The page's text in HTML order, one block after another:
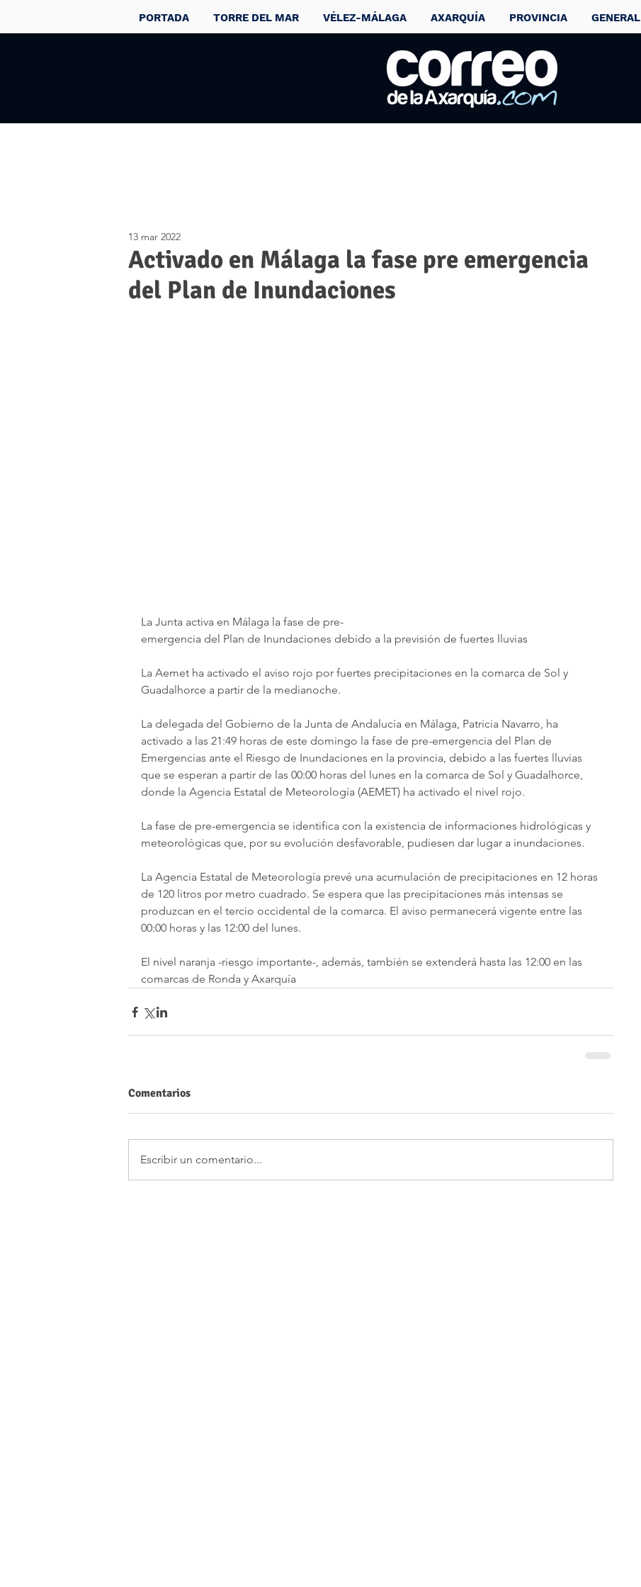
PORTADA TORRE DEL MAR VÉLEZ-MÁLAGA AXARQUÍA PROVINCIA GENERAL
Activado en Málaga la fase pre emergencia
del Plan de Inundaciones
13 mar 2022
La Junta activa en Málaga la fase de pre-
emergencia del Plan de Inundaciones debido a la previsión de fuertes lluvias
La Aemet ha activado el aviso rojo por fuertes precipitaciones en la comarca de Sol y
Guadalhorce a partir de la medianoche.
La delegada del Gobierno de la Junta de Andalucía en Málaga, Patricia Navarro, ha
activado a las 21:49 horas de este domingo la fase de pre-emergencia del Plan de
Emergencias ante el Riesgo de Inundaciones en la provincia, debido a las fuertes lluvias
que se esperan a partir de las 00:00 horas del lunes en la comarca de Sol y Guadalhorce,
donde la Agencia Estatal de Meteorología (AEMET) ha activado el nivel rojo.
La fase de pre-emergencia se identifica con la existencia de informaciones hidrológicas y
meteorológicas que, por su evolución desfavorable, pudiesen dar lugar a inundaciones.
La Agencia Estatal de Meteorología prevé una acumulación de precipitaciones en 12 horas
de 120 litros por metro cuadrado. Se espera que las precipitaciones más intensas se
produzcan en el tercio occidental de la comarca. El aviso permanecerá vigente entre las
00:00 horas y las 12:00 del lunes.
El nivel naranja -riesgo importante-, además, también se extenderá hasta las 12:00 en las
comarcas de Ronda y Axarquía
Comentarios
Escribir un comentario...